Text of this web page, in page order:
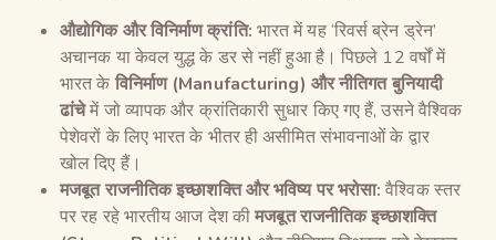
औद्योगिक और विनिर्माण क्रांति: भारत में यह ‘रिवर्स ब्रेन ड्रेन’
अचानक या केवल युद्ध के डर से नहीं हुआ है। पिछले 12 वर्षों में
भारत के विनिर्माण (Manufacturing) और नीतिगत बुनियादी
ढांचेमें जो व्यापक और क्रांतिकारी सुधार किए गए हैं, उसने वैश्विक
पेशेवरों के लिए भारत के भीतर ही असीमित संभावनाओं के द्वार
खोल दिए हैं।
मजबूत राजनीतिक इच्छाशक्ति और भविष्य पर भरोसा: वैश्विक स्तर
पर रह रहे भारतीय आज देश कीमजबूत राजनीतिक इच्छाशक्ति